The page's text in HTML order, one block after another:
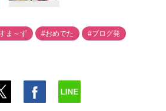
ま～ず #おめでた #ブログ発